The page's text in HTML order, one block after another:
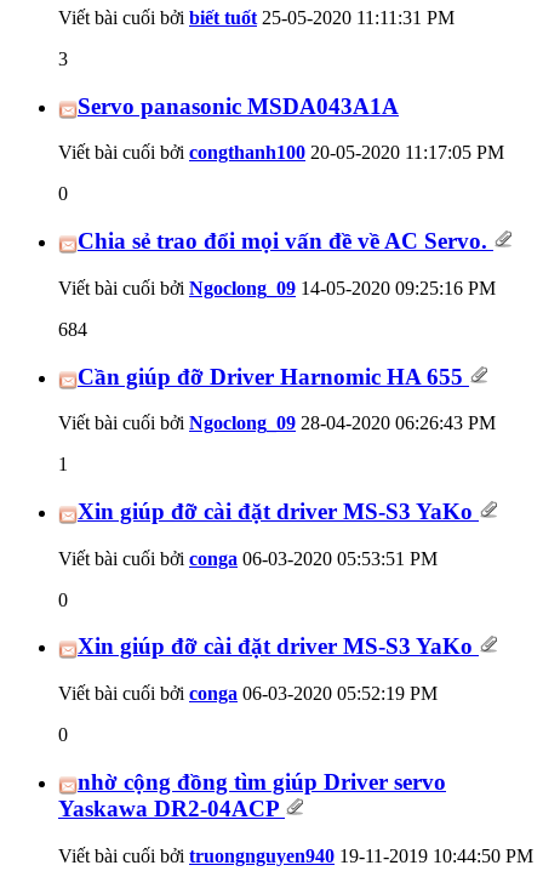
Viết bài cuối bởi biết tuốt 25-05-2020 11:11:31 PM
3
Servo panasonic MSDA043A1A
Viết bài cuối bởi congthanh100 20-05-2020 11:17:05 PM
0
Chia sẻ trao đổi mọi vấn đề về AC Servo.
Viết bài cuối bởi Ngoclong_09 14-05-2020 09:25:16 PM
684
Cần giúp đỡ Driver Harnomic HA 655
Viết bài cuối bởi Ngoclong_09 28-04-2020 06:26:43 PM
1
Xin giúp đỡ cài đặt driver MS-S3 YaKo
Viết bài cuối bởi conga 06-03-2020 05:53:51 PM
0
Xin giúp đỡ cài đặt driver MS-S3 YaKo
Viết bài cuối bởi conga 06-03-2020 05:52:19 PM
0
nhờ cộng đồng tìm giúp Driver servo
Yaskawa DR2-04ACP
Viết bài cuối bởi truongnguyen940 19-11-2019 10:44:50 PM